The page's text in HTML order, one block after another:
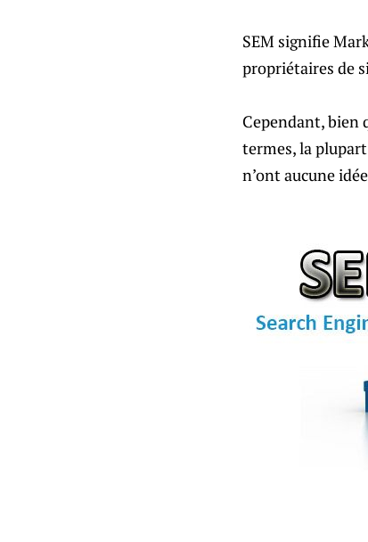
SEM signifie
propriétaires de
Cependant, bien
termes, la plupart
n’ont aucune